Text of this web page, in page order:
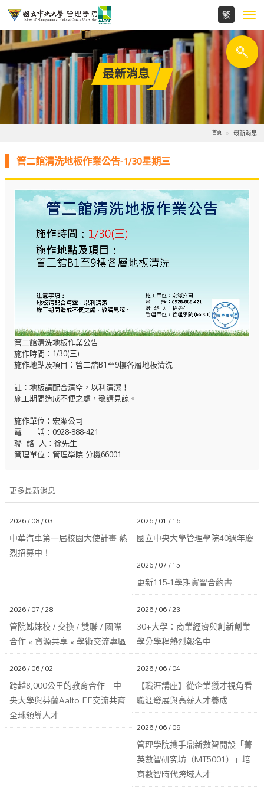
最新消息
首頁 最新消息
管二館清洗地板作業公告-1/30星期三
管二館清洗地板作業公告
施作時間：1/30(三)
施作地點及項目：管二舘B1至9樓各層地板清洗
註：地板請配合清空，以利清潔！
施工期間造成不便之處，敬請見諒。
施作單位：宏潔公司
電 話：0928-888-421
聯 絡 人：徐先生
管理單位：管理學院 分機66001
更多最新消息
2026 / 08 / 03
中華汽車第一屆校園大使計畫 熱
烈招募中！
2026 / 01 / 16
國立中央大學管理學院40週年慶
2026 / 07 / 15
更新115-1學期實習合約書
2026 / 07 / 28
管院姊妹校 / 交換 / 雙聯 / 國際
合作 × 資源共享 × 學術交流專區
2026 / 06 / 23
30+大學：商業經濟與創新創業
學分學程熱烈報名中
2026 / 06 / 02
跨越8,000公里的教育合作 中
央大學與芬蘭Aalto EE交流共育
全球領導人才
2026 / 06 / 04
【職涯講座】從企業獵才視角看
職涯發展與高薪人才養成
2026 / 06 / 09
管理學院攜手鼎新數智開設「菁
英數智研究坊（MT5001）」培
育數智時代跨域人才